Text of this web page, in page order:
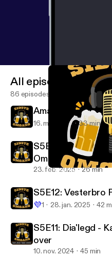
S5E13: Peter fra
All episodes
86 episodes
Amager Rundt
16. maj 2026 33 min
S5E13: Peter fra
Omgang
23. feb. 2025 26 min
S5E12: Vesterbro
💜1 28. jan. 2025 42
S5E11: Dia'legd -
over
10. nov. 2024 45 min